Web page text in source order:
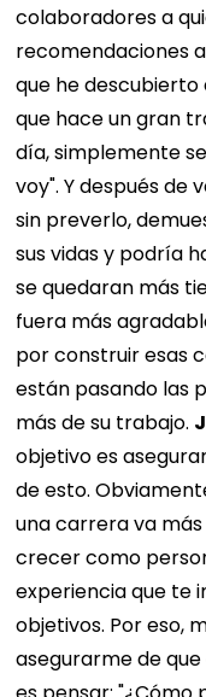
colaboradores a
recomendaciones
que he
que hace un gran
día, simplemente
voy". Y después de
sin preverlo,
sus vidas y podría
se quedaran más
fuera más
por construir esas
están pasando las
más de su trabajo.
objetivo es
de esto.
una carrera va
crecer como
experiencia que te
objetivos. Por eso,
asegurarme de